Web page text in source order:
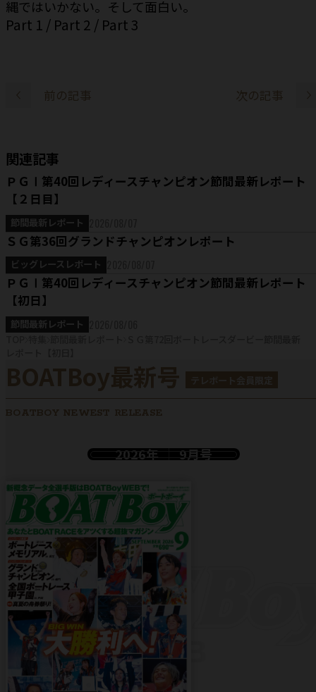
縄ではいかない。そして面白い。
Part 1 / Part 2 / Part 3
前の記事 次の記事
関連記事
ＰＧⅠ第40回レディースチャンピオン節間最新レポート
【２日目】
節間最新レポート
ＳＧ第36回グランドチャンピオンレポート
ビッグレースレポート
ＰＧⅠ第40回レディースチャンピオン節間最新レポート
【初日】
節間最新レポート
BOATBoy最新号
BOATBOY NEWEST RELEASE
2026年 9月号